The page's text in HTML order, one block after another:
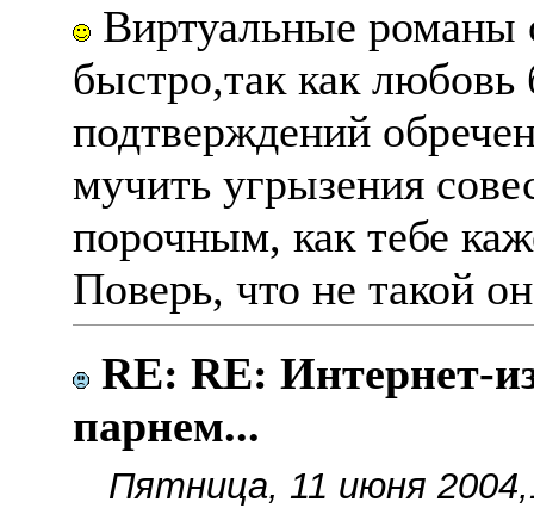
Виртуальные романы
быстро,так как любовь
подтверждений
мучить угрызения
порочным, как тебе
Поверь, что не такой
RE: RE: Интернет-
парнем...
Пятница, 11 июня